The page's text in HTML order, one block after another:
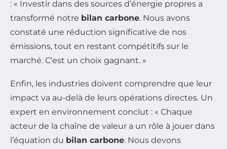
: « Investir dans des sources d’énergie propres a
transformé notre bilan carbone. Nous avons
constaté une réduction significative de nos
émissions, tout en restant compétitifs sur le
marché. C’est un choix gagnant. »
Enfin, les industries doivent comprendre que leur
impact va au-delà de leurs opérations directes. Un
expert en environnement conclut : « Chaque
acteur de la chaîne de valeur a un rôle à jouer dans
l’équation du bilan carbone. Nous devons